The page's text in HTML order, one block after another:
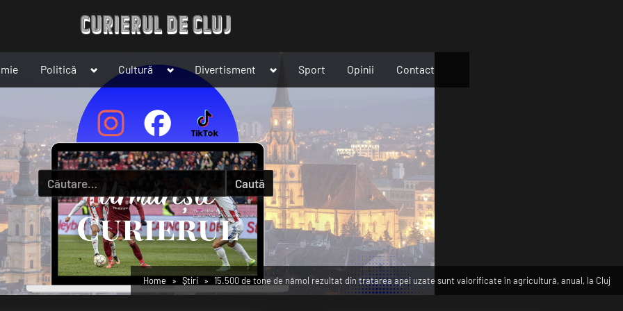
Politică
Toggle
sub-
menu
Cultură
Toggle
menu
Divertisment
Toggle
menu
Sport Opinii Contact
Caută
după:
Home Știri 15.500 de tone de nămol rezultat din tratarea apei uzate sunt valorificate în agricultură, anual, la Cluj